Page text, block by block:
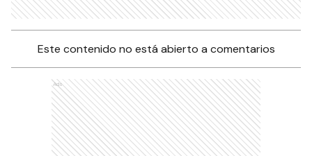
Este contenido no está abierto a comentarios
Ads